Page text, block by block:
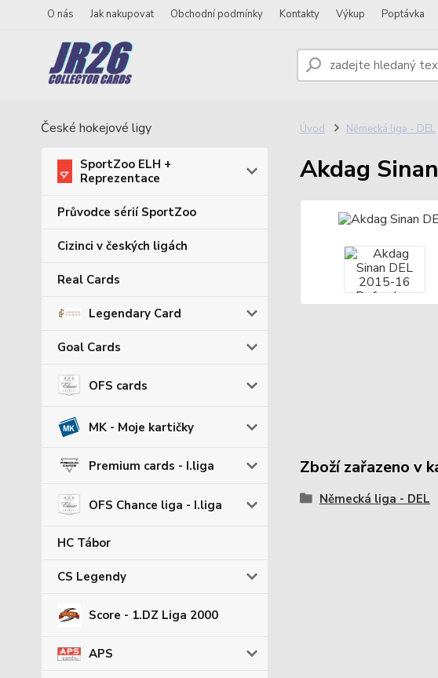
O nás Jak nakupovat Obchodní podmínky Kontakty Výkup Poptávka
České hokejové ligy
SportZoo ELH +
Reprezentace
Průvodce sérií SportZoo
Cizinci v českých ligách
Real Cards
Legendary Card
Goal Cards
OFS cards
MK - Moje kartičky
Premium cards - I.liga
OFS Chance liga - I.liga
HC Tábor
CS Legendy
Score - 1.DZ Liga 2000
APS
Úvod Německá liga - DEL
Akdag
Zboží zařazeno v
Německá liga - DEL